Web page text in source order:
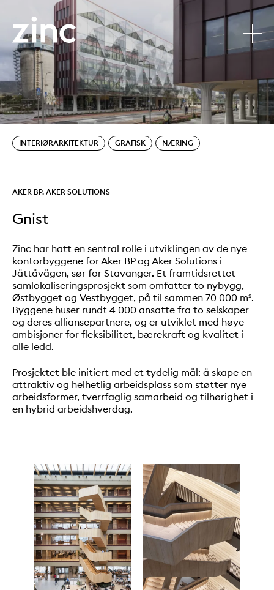
Tjenester:
INTERIØRARKITEKTUR GRAFISK Sectors:
NÆRING
Kunder:
AKER BP, AKER SOLUTIONS
Gnist
Zinc har hatt en sentral rolle i utviklingen av de nye
kontorbyggene for Aker BP og Aker Solutions i
Jåttåvågen, sør for Stavanger. Et framtidsrettet
samlokaliseringsprosjekt som omfatter to nybygg,
Østbygget og Vestbygget, på til sammen 70 000 m².
Byggene huser rundt 4 000 ansatte fra to selskaper
og deres alliansepartnere, og er utviklet med høye
ambisjoner for fleksibilitet, bærekraft og kvalitet i
alle ledd.
Prosjektet ble initiert med et tydelig mål: å skape en
attraktiv og helhetlig arbeidsplass som støtter nye
arbeidsformer, tverrfaglig samarbeid og tilhørighet i
en hybrid arbeidshverdag.